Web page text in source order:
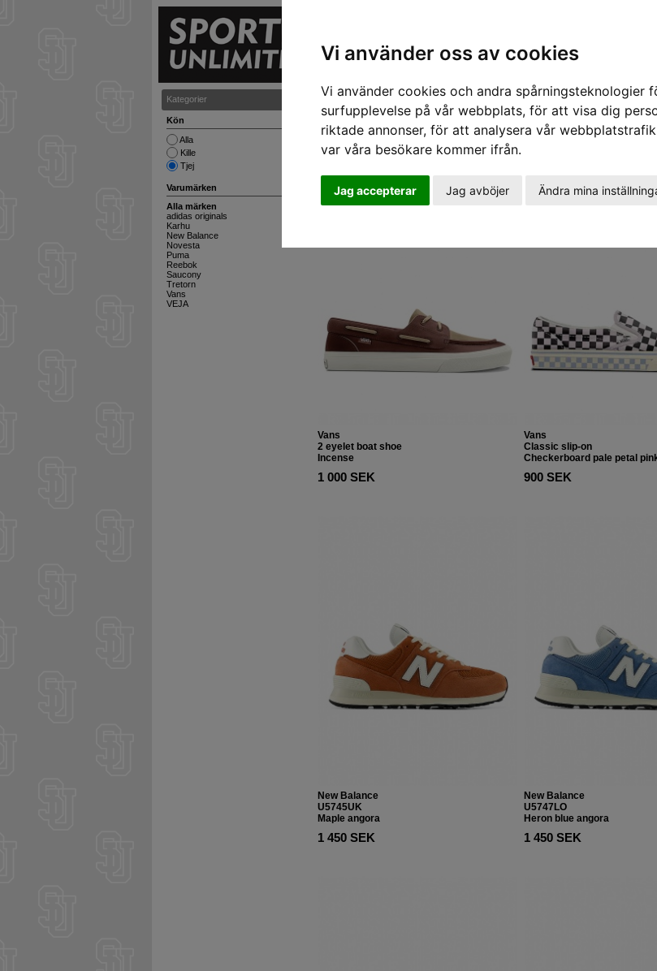
Vi använder oss av cookies
Vi använder cookies och andra spårningsteknologier
surfupplevelse på vår webbplats, för att visa dig
riktade annonser, för att analysera vår
var våra besökare kommer ifrån.
Jag accepterar Jag avböjer Ändra mina
Kategorier
Kön
Alla
Kille
Tjej
Varumärken
Alla märken
adidas originals
Karhu
New Balance
Novesta
Puma
Reebok
Saucony
Tretorn
Vans
VEJA
Sneakers
Vans
2 eyelet boat shoe
Incense
1 000 SEK
Vans
Classic slip-on
Checkerboard pale petal
900 SEK
New Balance
U5745UK
Maple angora
1 450 SEK
New Balance
U5747LO
Heron blue angora
1 450 SEK